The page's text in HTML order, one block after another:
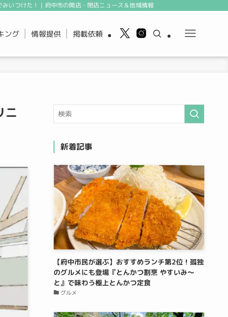
いつけた！｜府中市の開店・閉店ニュース＆地域情報
ング 情報提供 掲載依頼
ニ
新着記事
【府中市民が選ぶ】おすすめランチ第2位！孤独
のグルメにも登場『とんかつ割烹 やすいみ〜
と』で味わう極上とんかつ定食
グルメ